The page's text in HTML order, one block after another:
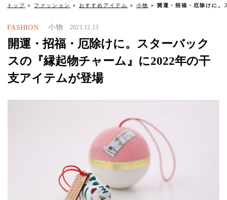
トップ ファッション おすすめアイテム 小物 開運・招福・厄除けに
FASHION 小物 2021.12.13
開運・招福・厄除けに。スターバック
スの『縁起物チャーム』に2022年の干
支アイテムが登場